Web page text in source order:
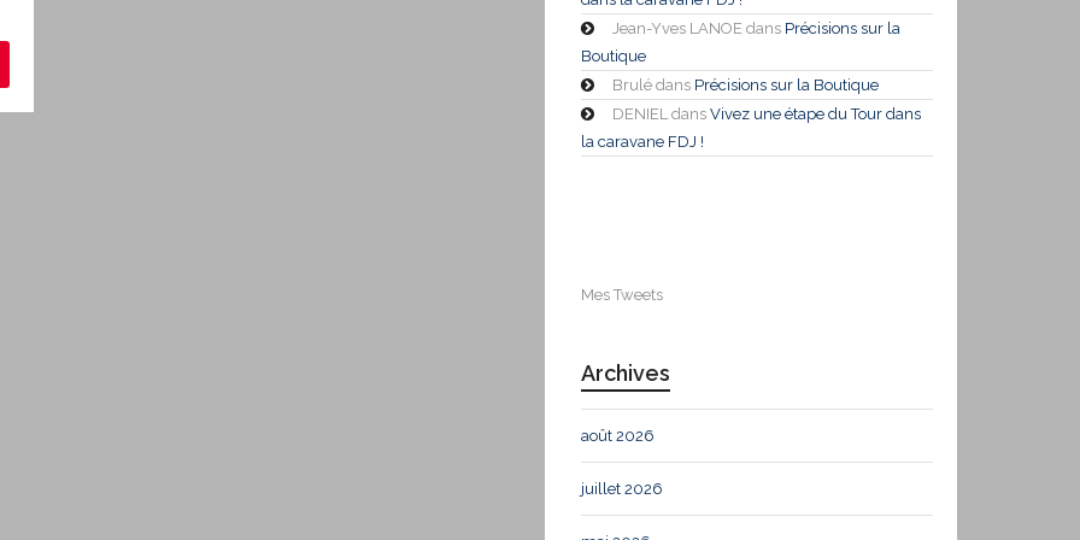
Jean-Yves LANOE dans Précisions sur la
Boutique
Brulé dans Précisions sur la Boutique
DENIEL dans Vivez une étape du Tour dans
la caravane FDJ !
Mes Tweets
Archives
août 2026
juillet 2026